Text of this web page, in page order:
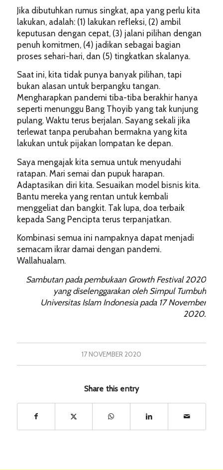
Jika dibutuhkan rumus singkat, apa yang perlu kita
lakukan, adalah: (1) lakukan refleksi, (2) ambil
keputusan dengan cepat, (3) jalani pilihan dengan
penuh komitmen, (4) jadikan sebagai bagian
proses sehari-hari, dan (5) tingkatkan skalanya.
Saat ini, kita tidak punya banyak pilihan, tapi
bukan alasan untuk berpangku tangan.
Mengharapkan pandemi tiba-tiba berakhir hanya
seperti menunggu Bang Thoyib yang tak kunjung
pulang. Waktu terus berjalan. Sayang sekali jika
terlewat tanpa perubahan bermakna yang kita
lakukan untuk pijakan lompatan ke depan.
Saya mengajak kita semua untuk menyudahi
ratapan. Mari semai dan pupuk harapan.
Adaptasikan diri kita. Sesuaikan model bisnis kita.
Bantu mereka yang rentan untuk kembali
menggeliat dan bangkit. Tak lupa, doa terbaik
kepada Sang Pencipta terus terpanjatkan.
Kombinasi semua ini nampaknya dapat menjadi
semacam ikrar damai dengan pandemi.
Wallahualam.
Sambutan pada pembukaan Growth Festival 2020
yang diselenggarakan oleh Simpul Tumbuh
Universitas Islam Indonesia pada 17 November
2020.
17 NOVEMBER 2020
Share this entry